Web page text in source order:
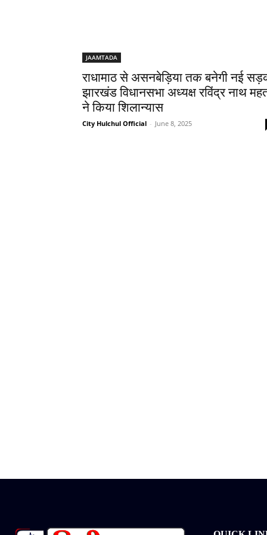
JAAMTADA
राधामाठ से असनबेड़िया तक बनेगी नई
झारखंड विधानसभा अध्यक्ष रविंद्र नाथ
ने किया शिलान्यास
City Hulchul Official - June 8, 2025